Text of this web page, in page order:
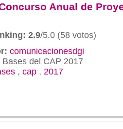
Anual de
2.9/5.0 (58 votos)
comunicacionesdgi
Bases del CAP 2017
, cap , 2017